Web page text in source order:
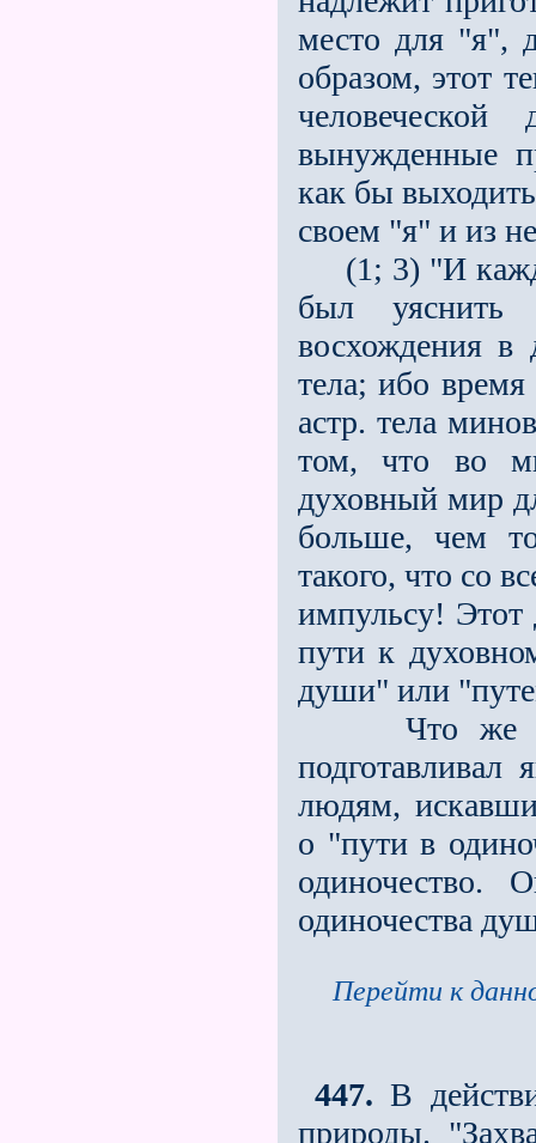
место для "я",
образом, этот
вынужденные
как бы
своем "я" и из
(1; 3) "И
был уяснить
восхождения
тела; ибо
астр. тела
том, что во
духовный мир
больше, чем
такого, что со
импульсу! Этот
пути к
души" или
Что же
подготавливал
людям,
о "пути в
одиночество.
одиночества
Перейти к
447. В
природы.